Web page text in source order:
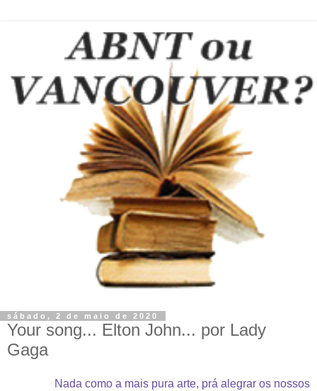
sábado, 2 de maio de 2020
Your song... Elton John... por Lady
Gaga
Nada como a mais pura arte, prá alegrar os nossos